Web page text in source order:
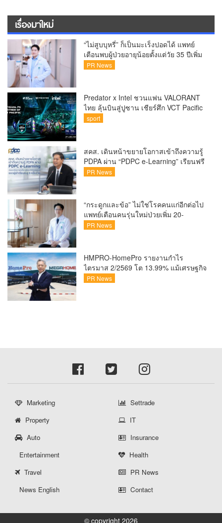
เรื่องมาใหม่
“ไม่สูบบุหรี่” ก็เป็นมะเร็งปอดได้ แพทย์
เตือนพบผู้ป่วยอายุน้อยตั้งแต่วัย 35 ปีเพิ่ม
ขึ้นคนไทยกว่า 70% รู้ตัวเมื่อโรคลุกลาม
PR News
Predator x Intel ชวนแฟน VALORANT
ไทย ลุ้นบินสู่ปูซาน เชียร์ศึก VCT Pacific
Finals Busan ประเทศเกาหลีใต้ Predator
สุดพิเศษตลอดทัวร์นาเมนต์
sport
สคส. เดินหน้าขยายโอกาสเข้าถึงความรู้
PDPA ผ่าน “PDPC e-Learning” เรียนฟรี
ทุกที่ ทุกเวลา พร้อมประกาศนียบัตร ต่อย
แล้ว
PR News
“กระดูกและข้อ” ไม่ใช่โรคคนแก่อีกต่อไป
แพทย์เตือนคนรุ่นใหม่ป่วยเพิ่ม 20-
30% เสี่ยง ‘ข้อเข่าเสื่อมก่อนวัย’ จาก
PR News
HMPRO-HomePro รายงานกำไร
ไตรมาส 2/2569 โต 13.99% แม้เศรษฐกิจ
ผันผวนเดินหน้าขยายสาขา เสริมพอร์ต
PR News
Marketing
Settrade
Property
IT
Auto
Insurance
Entertainment
Health
Travel
PR News
News English
Contact
© copyright 2026